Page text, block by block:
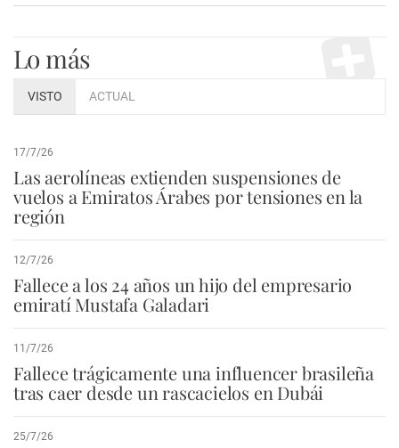
Lo más
VISTO ACTUAL
17/7/26
Las aerolíneas extienden suspensiones de
vuelos a Emiratos Árabes por tensiones en la
región
12/7/26
Fallece a los 24 años un hijo del empresario
emiratí Mustafa Galadari
11/7/26
Fallece trágicamente una influencer brasileña
tras caer desde un rascacielos en Dubái
25/7/26